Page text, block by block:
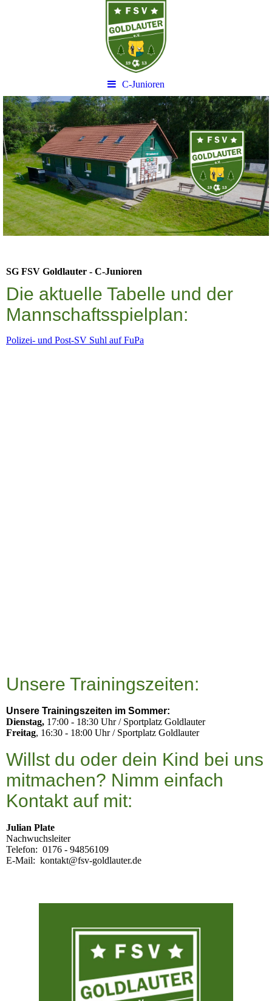
C-Junioren
SG FSV Goldlauter - C-Junioren
Die aktuelle Tabelle und der
Mannschaftsspielplan:
Unsere Trainingszeiten:
Unsere Trainingszeiten im Sommer:
Dienstag, 17:00 - 18:30 Uhr / Sportplatz Goldlauter
Freitag, 16:30 - 18:00 Uhr / Sportplatz Goldlauter
Willst du oder dein Kind bei uns
mitmachen? Nimm einfach
Kontakt auf mit:
Julian Plate
Nachwuchsleiter
Telefon: 0176 - 94856109
E-Mail: kontakt@fsv-goldlauter.de